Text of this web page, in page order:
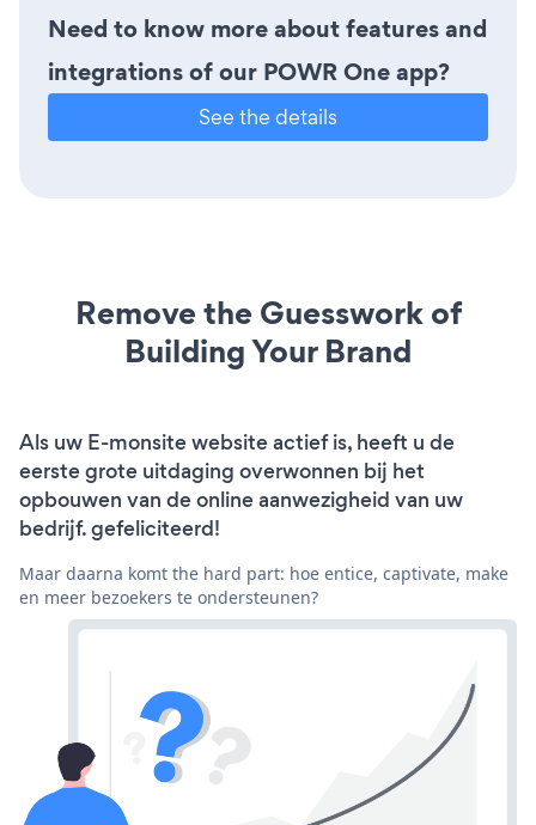
Need to know more about features and
integrations of our POWR One app?
See the details
Remove the Guesswork of
Building Your Brand
Als uw E-monsite website actief is, heeft u de
eerste grote uitdaging overwonnen bij het
opbouwen van de online aanwezigheid van uw
bedrijf. gefeliciteerd!
Maar daarna komt the hard part: hoe entice, captivate, make
en meer bezoekers te ondersteunen?